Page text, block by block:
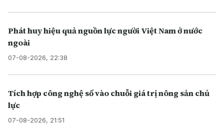
Phát huy hiệu quả nguồn lực người Việt Nam ở nước
ngoài
07-08-2026, 22:38
Tích hợp công nghệ số vào chuỗi giá trị nông sản chủ
lực
07-08-2026, 21:51